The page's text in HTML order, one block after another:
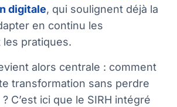
digitale, qui soulignent déjà la
en continu les
pratiques.
alors centrale : comment
transformation sans perdre
C’est ici que le SIRH intégré